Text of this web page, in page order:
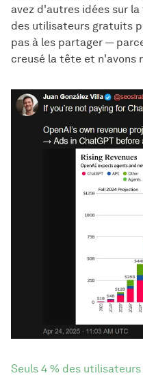
avez d'autres idées sur
des utilisateurs gratuits
pas à les partager —
creusé la tête et n'avons
Seuls 4 % des